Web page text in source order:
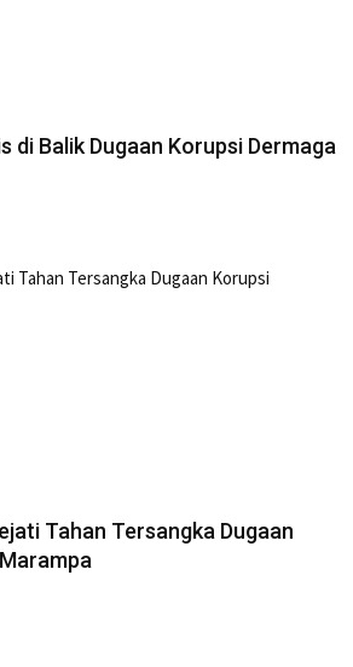
di Balik Dugaan Korupsi Dermaga
Tahan Tersangka Dugaan